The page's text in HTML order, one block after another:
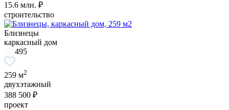
15.6 млн. ₽
строительство
Близнецы
каркасный дом
495
259 м2
двухэтажный
388 500 ₽
проект